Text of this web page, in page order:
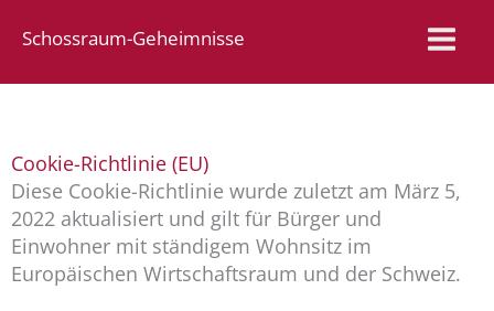
Inhalt
Schossraum-Geheimnisse
Cookie-Richtlinie (EU)
Diese Cookie-Richtlinie wurde zuletzt am März 5,
2022 aktualisiert und gilt für Bürger und
Einwohner mit ständigem Wohnsitz im
Europäischen Wirtschaftsraum und der Schweiz.